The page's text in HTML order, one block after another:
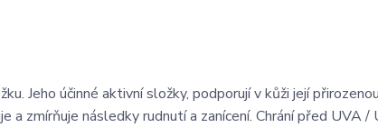
Jeho účinné aktivní složky, podporují v kůži její
zmírňuje následky rudnutí a zanícení. Chrání před UVA /